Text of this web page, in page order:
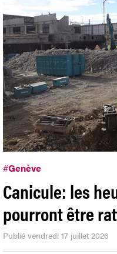
#Genève
Canicule: les
pourront être
Publié vendredi 17 juillet 2026